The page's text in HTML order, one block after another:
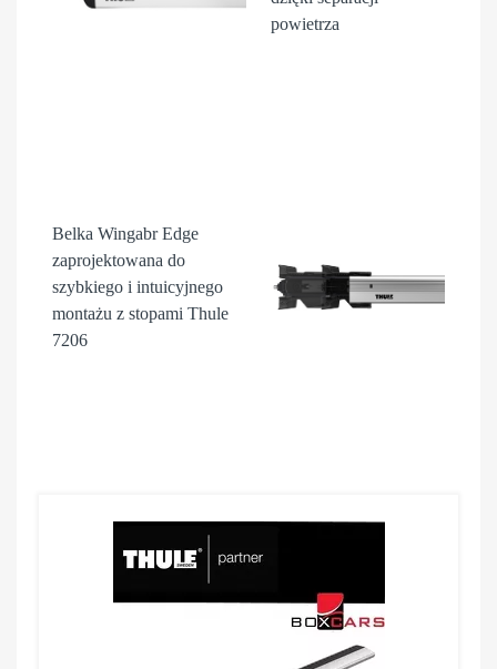
powietrza
Belka Wingabr Edge
zaprojektowana do
szybkiego i intuicyjnego
montażu z stopami Thule
7206